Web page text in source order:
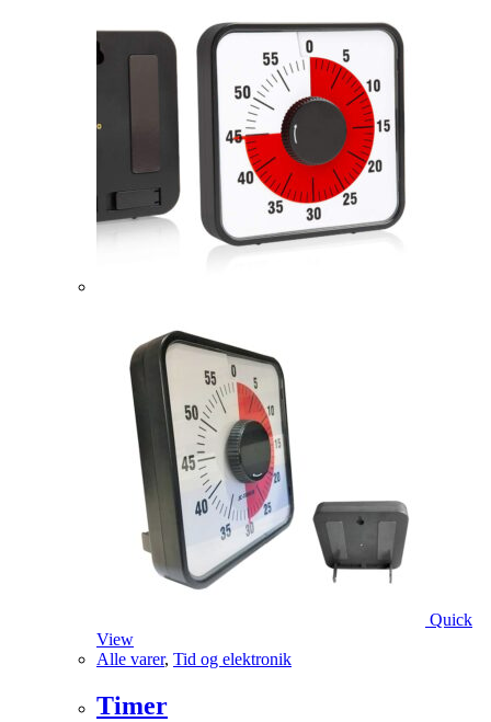
Quick
View
Alle varer, Tid og elektronik
Timer